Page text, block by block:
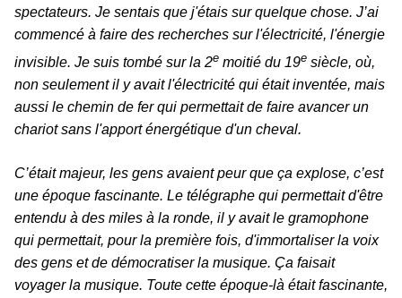
spectateurs. Je sentais que j'étais sur quelque chose. J’ai
commencé à faire des recherches sur l'électricité, l'énergie
invisible. Je suis tombé sur la 2e moitié du 19e siècle, où,
non seulement il y avait l'électricité qui était inventée, mais
aussi le chemin de fer qui permettait de faire avancer un
chariot sans l'apport énergétique d'un cheval.
C’était majeur, les gens avaient peur que ça explose, c’est
une époque fascinante. Le télégraphe qui permettait d'être
entendu à des miles à la ronde, il y avait le gramophone
qui permettait, pour la première fois, d'immortaliser la voix
des gens et de démocratiser la musique. Ça faisait
voyager la musique. Toute cette époque-là était fascinante,